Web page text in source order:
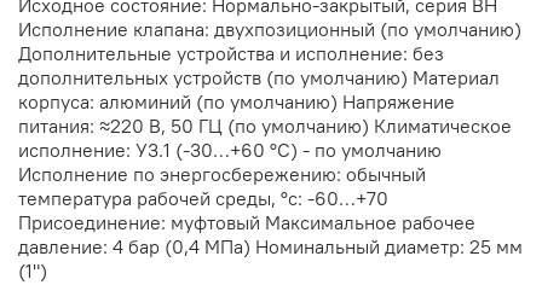
Исходное состояние: Нормально-закрытый, серия ВН
Исполнение клапана: двухпозиционный (по умолчанию)
Дополнительные устройства и исполнение: без
дополнительных устройств (по умолчанию) Материал
корпуса: алюминий (по умолчанию) Напряжение
питания: ≈220 В, 50 ГЦ (по умолчанию) Климатическое
исполнение: У3.1 (-30…+60 °С) - по умолчанию
Исполнение по энергосбережению: обычный
температура рабочей среды, °с: -60…+70
Присоединение: муфтовый Максимальное рабочее
давление: 4 бар (0,4 МПа) Номинальный диаметр: 25 мм
(1")